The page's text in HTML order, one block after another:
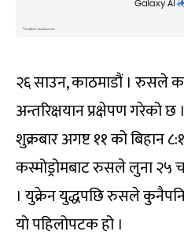
२६ साउन, काठमाडौं । रुसले
अन्तरिक्षयान प्रक्षेपण गरेको
शुक्रबार अगष्ट ११ को बिहान
कस्मोड्रोमबाट रुसले लुना २५
। युक्रेन युद्धपछि रुसले कुनैपनि
यो पहिलोपटक हो ।